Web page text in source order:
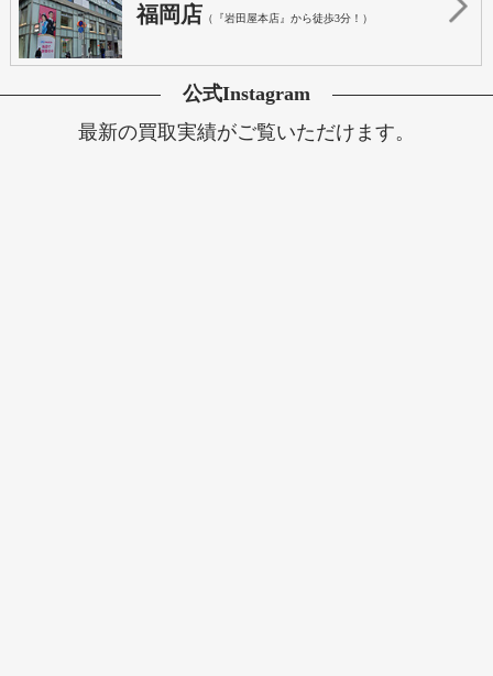
福岡店 （『岩田屋本店』から徒歩3分！）
公式Instagram
最新の買取実績がご覧いただけます。